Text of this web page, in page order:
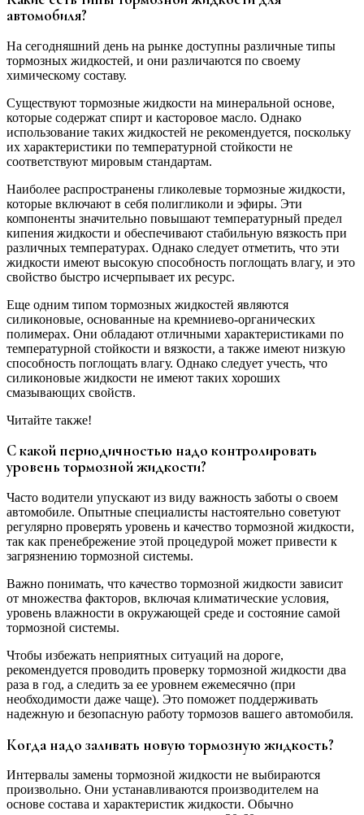
автомобиля?
На сегодняшний день на рынке доступны различные типы
тормозных жидкостей, и они различаются по своему
химическому составу.
Существуют тормозные жидкости на минеральной основе,
которые содержат спирт и касторовое масло. Однако
использование таких жидкостей не рекомендуется, поскольку
их характеристики по температурной стойкости не
соответствуют мировым стандартам.
Наиболее распространены гликолевые тормозные жидкости,
которые включают в себя полигликоли и эфиры. Эти
компоненты значительно повышают температурный предел
кипения жидкости и обеспечивают стабильную вязкость при
различных температурах. Однако следует отметить, что эти
жидкости имеют высокую способность поглощать влагу, и это
свойство быстро исчерпывает их ресурс.
Еще одним типом тормозных жидкостей являются
силиконовые, основанные на кремниево-органических
полимерах. Они обладают отличными характеристиками по
температурной стойкости и вязкости, а также имеют низкую
способность поглощать влагу. Однако следует учесть, что
силиконовые жидкости не имеют таких хороших
смазывающих свойств.
Читайте также!
С какой периодичностью надо контролировать
уровень тормозной жидкости?
Часто водители упускают из виду важность заботы о своем
автомобиле. Опытные специалисты настоятельно советуют
регулярно проверять уровень и качество тормозной жидкости,
так как пренебрежение этой процедурой может привести к
загрязнению тормозной системы.
Важно понимать, что качество тормозной жидкости зависит
от множества факторов, включая климатические условия,
уровень влажности в окружающей среде и состояние самой
тормозной системы.
Чтобы избежать неприятных ситуаций на дороге,
рекомендуется проводить проверку тормозной жидкости два
раза в год, а следить за ее уровнем ежемесячно (при
необходимости даже чаще). Это поможет поддерживать
надежную и безопасную работу тормозов вашего автомобиля.
Когда надо заливать новую тормозную жидкость?
Интервалы замены тормозной жидкости не выбираются
произвольно. Они устанавливаются производителем на
основе состава и характеристик жидкости. Обычно